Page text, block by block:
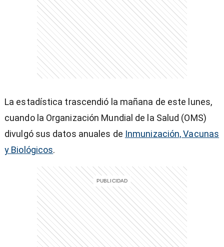
La estadística trascendió la mañana de este lunes,
cuando la Organización Mundial de la Salud (OMS)
divulgó sus datos anuales de Inmunización, Vacunas
y Biológicos.